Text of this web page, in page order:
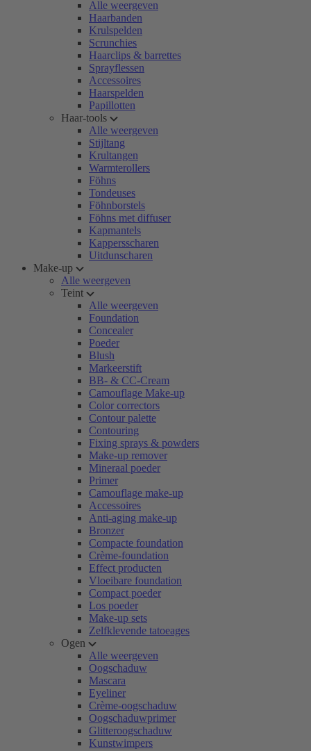
Alle weergeven
Haarbanden
Krulspelden
Scrunchies
Haarclips & barrettes
Sprayflessen
Accessoires
Haarspelden
Papillotten
Haar-tools
Alle weergeven
Stijltang
Krultangen
Warmterollers
Föhns
Tondeuses
Föhnborstels
Föhns met diffuser
Kapmantels
Kappersscharen
Uitdunscharen
Make-up
Alle weergeven
Teint
Alle weergeven
Foundation
Concealer
Poeder
Blush
Markeerstift
BB- & CC-Cream
Camouflage Make-up
Color correctors
Contour palette
Contouring
Fixing sprays & powders
Make-up remover
Mineraal poeder
Primer
Camouflage make-up
Accessoires
Anti-aging make-up
Bronzer
Compacte foundation
Crème-foundation
Effect producten
Vloeibare foundation
Compact poeder
Los poeder
Make-up sets
Zelfklevende tatoeages
Ogen
Alle weergeven
Oogschaduw
Mascara
Eyeliner
Crème-oogschaduw
Oogschaduwprimer
Glitteroogschaduw
Kunstwimpers